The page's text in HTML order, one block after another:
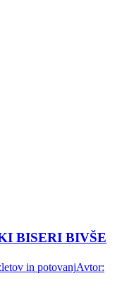
BISERI BIVŠE
in potovanjAvtor: